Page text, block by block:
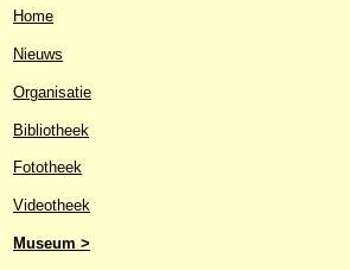
Home
Nieuws
Organisatie
Bibliotheek
Fototheek
Videotheek
Museum >